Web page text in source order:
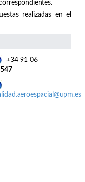
realizadas en el
+34 91 06